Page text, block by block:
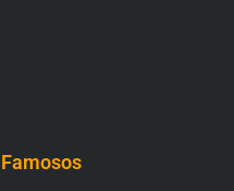
Famosos